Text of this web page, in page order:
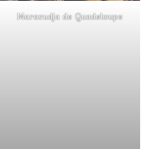
Maracudja de Guadeloupe